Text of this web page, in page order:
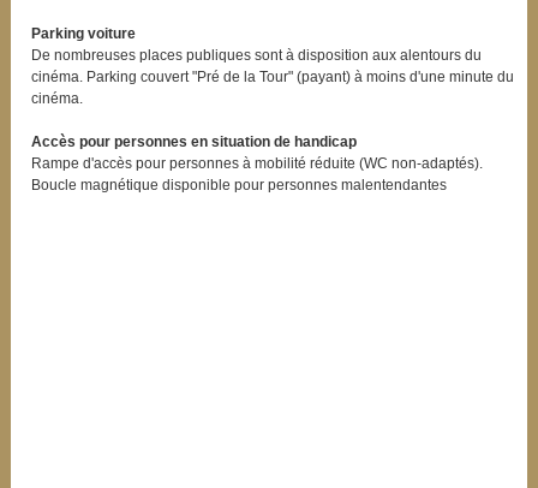
Parking voiture
De nombreuses places publiques sont à disposition aux alentours du
cinéma. Parking couvert "Pré de la Tour" (payant) à moins d'une minute du
cinéma.
Accès pour personnes en situation de handicap
Rampe d'accès pour personnes à mobilité réduite (WC non-adaptés).
Boucle magnétique disponible pour personnes malentendantes